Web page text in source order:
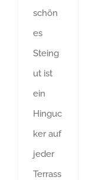
schön
es
Steing
ut ist
ein
Hinguc
ker auf
jeder
Terrass